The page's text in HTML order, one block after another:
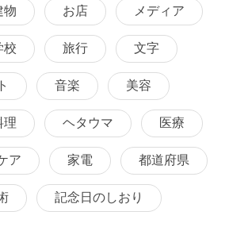
物 お店 メディア
校 旅行 文字
音楽 美容
理 ヘタウマ 医療
ア 家電 都道府県
記念日のしおり